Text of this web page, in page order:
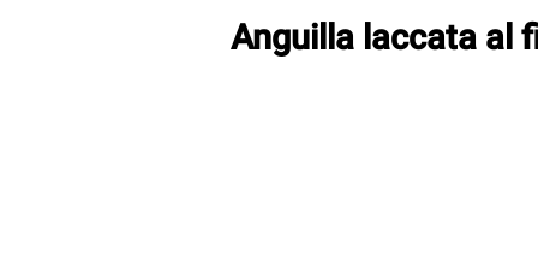
Anguilla laccata al